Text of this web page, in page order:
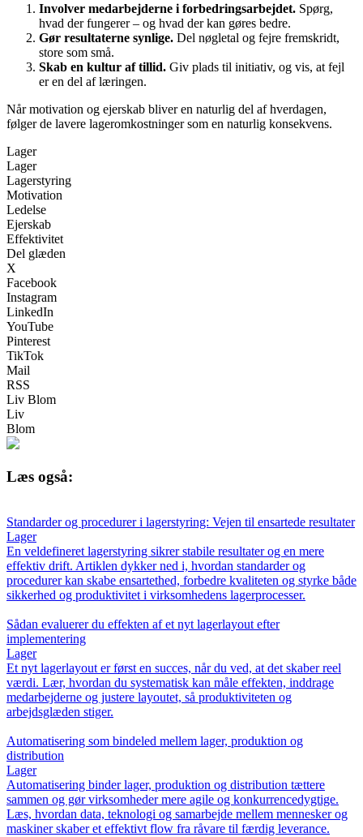
Involver medarbejderne i forbedringsarbejdet. Spørg,
hvad der fungerer – og hvad der kan gøres bedre.
Gør resultaterne synlige. Del nøgletal og fejre fremskridt,
store som små.
Skab en kultur af tillid. Giv plads til initiativ, og vis, at fejl
er en del af læringen.
Når motivation og ejerskab bliver en naturlig del af hverdagen,
følger de lavere lageromkostninger som en naturlig konsekvens.
Lager
Lager
Lagerstyring
Motivation
Ledelse
Ejerskab
Effektivitet
Del glæden
X
Facebook
Instagram
LinkedIn
YouTube
Pinterest
TikTok
Mail
RSS
Liv Blom
Liv
Blom
Læs også:
Standarder og procedurer i lagerstyring: Vejen til ensartede resultater
Lager
En veldefineret lagerstyring sikrer stabile resultater og en mere
effektiv drift. Artiklen dykker ned i, hvordan standarder og
procedurer kan skabe ensartethed, forbedre kvaliteten og styrke både
sikkerhed og produktivitet i virksomhedens lagerprocesser.
Sådan evaluerer du effekten af et nyt lagerlayout efter
implementering
Lager
Et nyt lagerlayout er først en succes, når du ved, at det skaber reel
værdi. Lær, hvordan du systematisk kan måle effekten, inddrage
medarbejderne og justere layoutet, så produktiviteten og
arbejdsglæden stiger.
Automatisering som bindeled mellem lager, produktion og
distribution
Lager
Automatisering binder lager, produktion og distribution tættere
sammen og gør virksomheder mere agile og konkurrencedygtige.
Læs, hvordan data, teknologi og samarbejde mellem mennesker og
maskiner skaber et effektivt flow fra råvare til færdig leverance.